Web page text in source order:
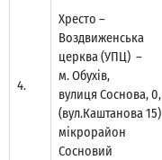
4.
Хресто –
Воздвиженська
церква (УПЦ) –
м. Обухів,
вулиця Соснова, 0,
(вул.Каштанова 15)
мікрорайон
Сосновий